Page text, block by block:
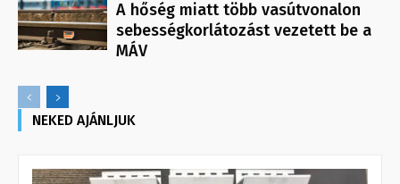
A hőség miatt több vasútvonalon
sebességkorlátozást vezetett be a
MÁV
NEKED AJÁNLJUK